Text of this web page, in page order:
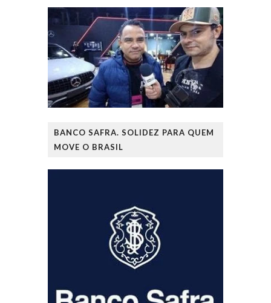
BANCO SAFRA. SOLIDEZ PARA QUEM
MOVE O BRASIL